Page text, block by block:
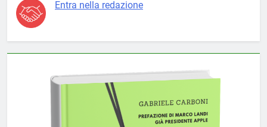
Entra nella redazione